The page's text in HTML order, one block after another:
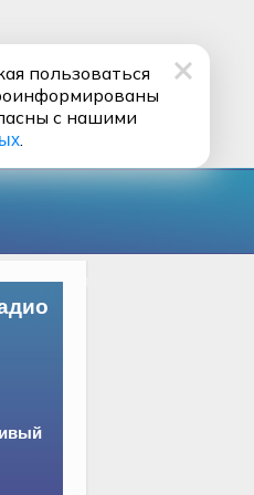
пользоваться
с нашими
.